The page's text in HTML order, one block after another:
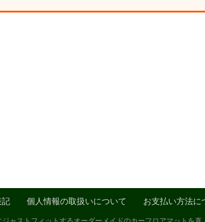
記 個人情報の取扱いについて お支払い方法に